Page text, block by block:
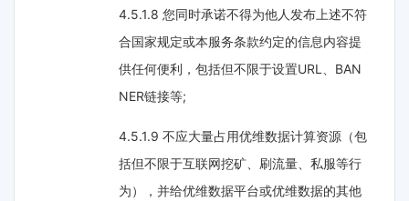
4.5.1.8 您同时承诺不得为他人发布上述不符
合国家规定或本服务条款约定的信息内容提
供任何便利，包括但不限于设置URL、BAN
NER链接等;
4.5.1.9 不应大量占用优维数据计算资源（包
括但不限于互联网挖矿、刷流量、私服等行
为），并给优维数据平台或优维数据的其他